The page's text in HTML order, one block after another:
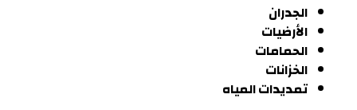
الجدران
الأرضيات
الحمامات
الخزانات
تمديدات المياه